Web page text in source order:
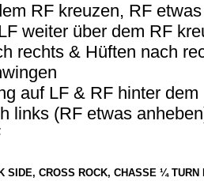
RF kreuzen, RF
weiter über dem RF
rechts & Hüften nach
auf LF & RF hinter dem
links (RF etwas
SIDE, CROSS ROCK, CHASSE ¼ TURN